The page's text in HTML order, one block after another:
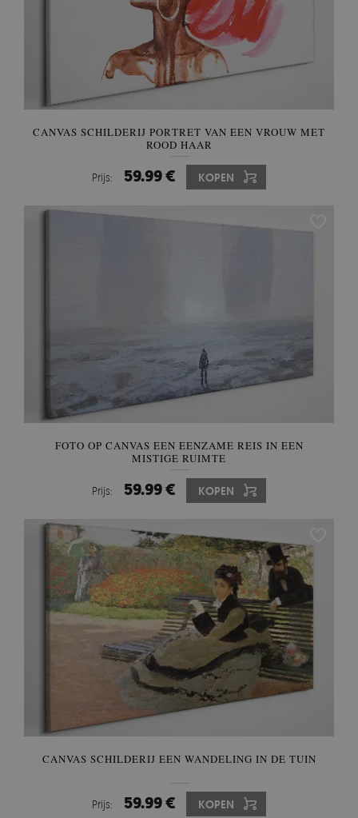
CANVAS SCHILDERIJ PORTRET VAN EEN VROUW MET
ROOD HAAR
Prijs: 59.99 € KOPEN
FOTO OP CANVAS EEN EENZAME REIS IN EEN
MISTIGE RUIMTE
Prijs: 59.99 € KOPEN
CANVAS SCHILDERIJ EEN WANDELING IN DE TUIN
Prijs: 59.99 € KOPEN